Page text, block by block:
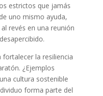
estrictos que jamás
uno mismo ayuda,
revés en una reunión
la resiliencia
¿Ejemplos
cultura sostenible
forma parte del